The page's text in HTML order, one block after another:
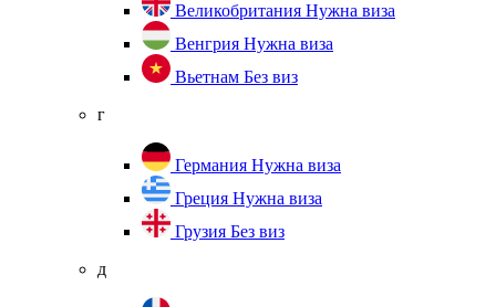
Великобритания Нужна виза
Венгрия Нужна виза
Вьетнам Без виз
г
Германия Нужна виза
Греция Нужна виза
Грузия Без виз
д